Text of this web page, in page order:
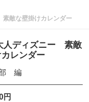
敵な壁掛けカレンダー
ディズニー 素敵
レンダー
部 編
円